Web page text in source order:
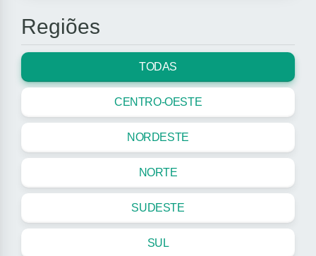
Regiões
TODAS
CENTRO-OESTE
NORDESTE
NORTE
SUDESTE
SUL